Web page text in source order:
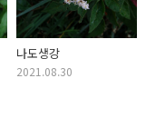
나도생강
2021.08.30